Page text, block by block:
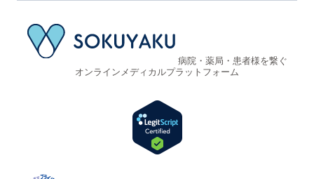
病院・薬局・患者様を繋ぐ
オンラインメディカルプラットフォーム